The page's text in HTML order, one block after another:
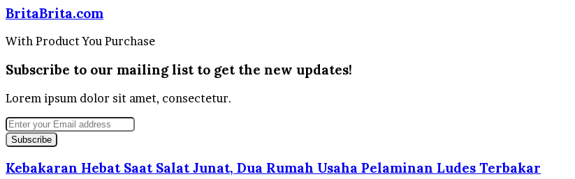
BritaBrita.com
With Product You Purchase
Subscribe to our mailing list to get the new updates!
Lorem ipsum dolor sit amet, consectetur.
Enter
your
Email
address
Kebakaran Hebat Saat Salat Junat, Dua Rumah Usaha Pelaminan Ludes Terbakar